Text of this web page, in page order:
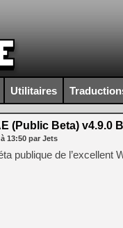
Utilitaires
(Public Beta) v4.9.0
à 13:50 par Jets
publique de l’excellent